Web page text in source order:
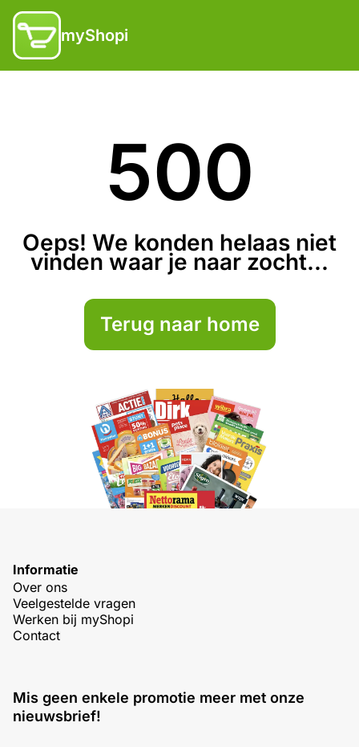
myShopi
500
Oeps! We konden helaas niet
vinden waar je naar zocht...
Terug naar home
Informatie
Over ons
Veelgestelde vragen
Werken bij myShopi
Contact
Mis geen enkele promotie meer met onze
nieuwsbrief!